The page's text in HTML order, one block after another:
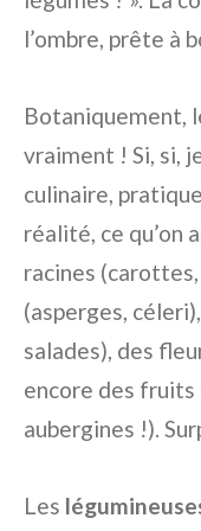
l’ombre, prête à
Botaniquement,
vraiment ! Si, si,
culinaire,
réalité, ce qu’on
racines
(asperges,
salades), des
encore des
aubergines !).
Les